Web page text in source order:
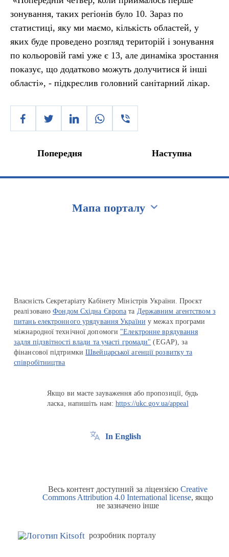
зонування, таких регіонів було 10. Зараз по
статистиці, яку ми маємо, кількість областей, у
яких буде проведено розгляд територій і зонування
по кольоровій гамі уже є 13, але динаміка зростання
показує, що додатково можуть долучитися й інші
області», - підкреслив головний санітарний лікар.
Попередня Наступна
Мапа порталу
Власність Секретаріату Кабінету Міністрів України. Проєкт
реалізованоФондом Східна Європа та Державним агентством з
питань електронного урядування України у межах програми
міжнародної технічної допомоги "Електронне врядування
задля підзвітності влади та участі громади" (EGAP), за
фінансової підтримкиШвейцарської агенції розвитку та
співробітництва
Якщо ви маєте зауваження або пропозиції, будь
ласка, напишіть нам:https://ukc.gov.ua/appeal
In English
Весь контент доступний за ліцензією Creative
Commons Attribution 4.0 International license, якщо
не зазначено інше
розробник порталу